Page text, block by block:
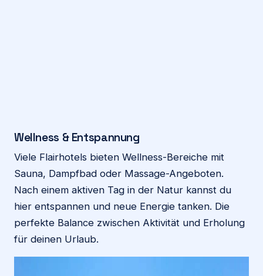
Wellness & Entspannung
Viele Flairhotels bieten Wellness-Bereiche mit
Sauna, Dampfbad oder Massage-Angeboten.
Nach einem aktiven Tag in der Natur kannst du
hier entspannen und neue Energie tanken. Die
perfekte Balance zwischen Aktivität und Erholung
für deinen Urlaub.